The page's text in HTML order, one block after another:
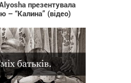
презентувала
– “Калина” (відео)